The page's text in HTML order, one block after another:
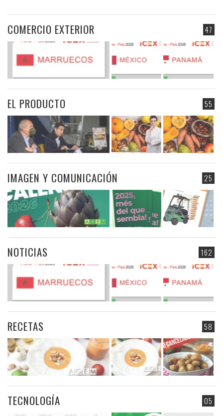
47
COMERCIO EXTERIOR
55
EL PRODUCTO
25
IMAGEN Y COMUNICACIÓN
162
NOTICIAS
58
RECETAS
05
TECNOLOGÍA